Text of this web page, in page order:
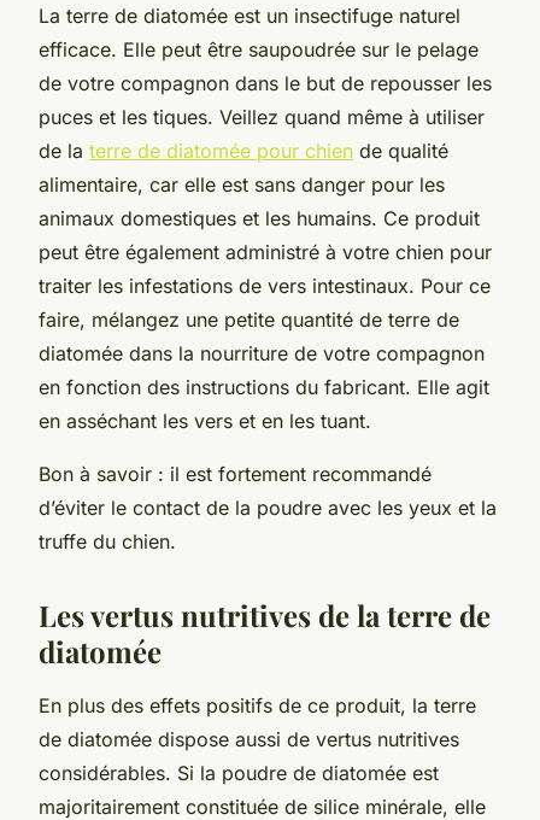
La terre de diatomée est un insectifuge naturel
efficace. Elle peut être saupoudrée sur le pelage
de votre compagnon dans le but de repousser les
puces et les tiques. Veillez quand même à utiliser
de la terre de diatomée pour chien de qualité
alimentaire, car elle est sans danger pour les
animaux domestiques et les humains. Ce produit
peut être également administré à votre chien pour
traiter les infestations de vers intestinaux. Pour ce
faire, mélangez une petite quantité de terre de
diatomée dans la nourriture de votre compagnon
en fonction des instructions du fabricant. Elle agit
en asséchant les vers et en les tuant.
Bon à savoir : il est fortement recommandé
d’éviter le contact de la poudre avec les yeux et la
truffe du chien.
Les vertus nutritives de la terre de
diatomée
En plus des effets positifs de ce produit, la terre
de diatomée dispose aussi de vertus nutritives
considérables. Si la poudre de diatomée est
majoritairement constituée de silice minérale, elle